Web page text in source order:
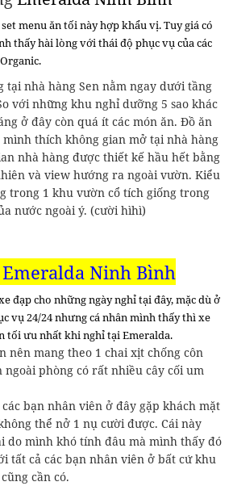
menu ăn tối này hợp khẩu vị. Tuy giá có
thấy hài lòng với thái độ phục vụ của các
tại nhà hàng Sen nằm ngay dưới tầng
với những khu nghỉ dưỡng 5 sao khác
ở đây còn quá ít các món ăn. Đồ ăn
thích không gian mở tại nhà hàng
nhà hàng được thiết kế hầu hết bằng
và view hướng ra ngoài vườn. Kiểu
trong 1 khu vườn cổ tích giống trong
nước ngoài ý. (cười hìhì)
Emeralda Ninh Bình
đạp cho những ngày nghỉ tại đây, mặc dù ở
vụ 24/24 nhưng cá nhân mình thấy thì xe
tối ưu nhất khi nghỉ tại Emeralda.
nên mang theo 1 chai xịt chống côn
phòng có rất nhiều cây cối um
bạn nhân viên ở đây gặp khách mặt
thể nở 1 nụ cười được. Cái này
do mình khó tính đâu mà mình thấy đó
tất cả các bạn nhân viên ở bất cứ khu
cần có.